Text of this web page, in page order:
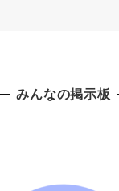
みんなの掲示板